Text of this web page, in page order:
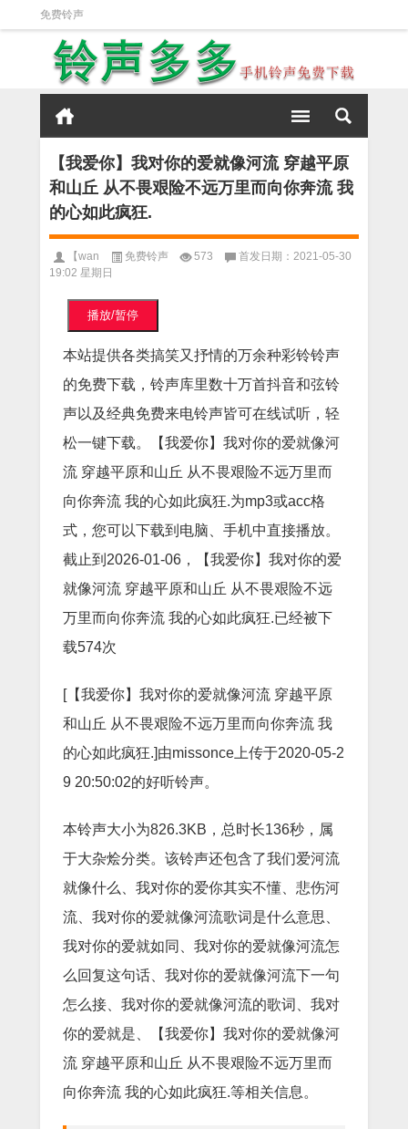
免费铃声
【我爱你】我对你的爱就像河流 穿越平原
和山丘 从不畏艰险不远万里而向你奔流 我
的心如此疯狂.
【wan 免费铃声 573
首发日期：2021-05-30
19:02 星期日
播放/暂停
本站提供各类搞笑又抒情的万余种彩铃铃声
的免费下载，铃声库里数十万首抖音和弦铃
声以及经典免费来电铃声皆可在线试听，轻
松一键下载。【我爱你】我对你的爱就像河
流 穿越平原和山丘 从不畏艰险不远万里而
向你奔流 我的心如此疯狂.为mp3或acc格
式，您可以下载到电脑、手机中直接播放。
截止到2026-01-06，【我爱你】我对你的爱
就像河流 穿越平原和山丘 从不畏艰险不远
万里而向你奔流 我的心如此疯狂.已经被下
载574次
[【我爱你】我对你的爱就像河流 穿越平原
和山丘 从不畏艰险不远万里而向你奔流 我
的心如此疯狂.]由missonce上传于2020-05-2
9 20:50:02的好听铃声。
本铃声大小为826.3KB，总时长136秒，属
于大杂烩分类。该铃声还包含了我们爱河流
就像什么、我对你的爱你其实不懂、悲伤河
流、我对你的爱就像河流歌词是什么意思、
我对你的爱就如同、我对你的爱就像河流怎
么回复这句话、我对你的爱就像河流下一句
怎么接、我对你的爱就像河流的歌词、我对
你的爱就是、【我爱你】我对你的爱就像河
流 穿越平原和山丘 从不畏艰险不远万里而
向你奔流 我的心如此疯狂.等相关信息。